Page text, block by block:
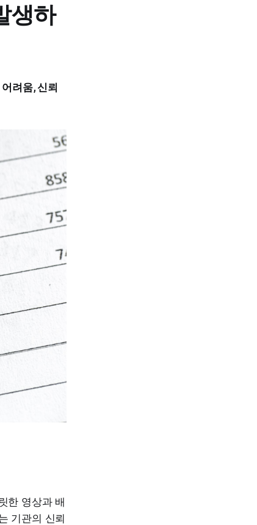
생하
려움, 신뢰
한 영상과 배
기관의 신뢰